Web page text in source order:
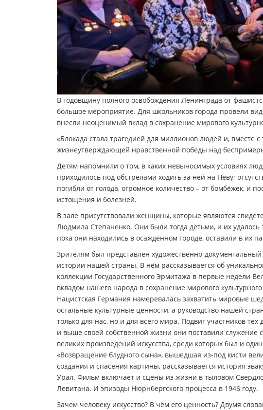
В годовщину полного освобождения Ленинграда от
большое мероприятие. Для школьников города провели
внесли неоценимый вклад в сохранение мирового
«Блокада стала трагедией для миллионов людей и, вместе
жизнеутверждающей нравственной победы над
Детям напомнили о том, в каких невыносимых условиях
приходилось под обстрелами ходить за ней на Неву;
погибли от голода, огромное количество – от бомбёжек, и
истощения и болезней.
В зале присутствовали женщины, которые являются
Людмила Степаненко. Они были тогда детьми, и их удалось
пока они находились в осаждённом городе, оставили в их
Зрителям был представлен художественно-
истории нашей страны. В нём рассказывается об
коллекции Государственного Эрмитажа в первые недели
вкладом нашего народа в сохранение мирового
Нацистская Германия намеревалась захватить мировые
остальные культурные ценности, а руководство нашей
только для нас, но и для всего мира. Подвиг участников
и выше своей собственной жизни они поставили служение
великих произведений искусства, среди которых был и
«Возвращение блудного сына», вышедшая из-под кисти
создания и спасения картины, рассказывается история
Урал. Фильм включает и сцены из жизни в тыловом
Левитана. И эпизоды Нюрнбергского процесса в 1946 году.
Зачем человеку искусство? В чём его ценность? Двумя